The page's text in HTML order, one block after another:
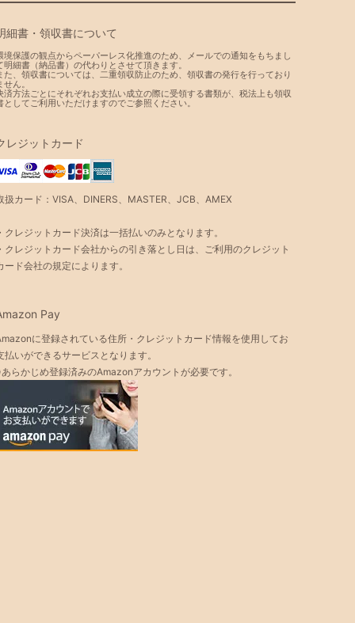
細書・領収書について
境保護の観点からペーパーレス化推進のため、メールでの通知をもちまし
明細書（納品書）の代わりとさせて頂きます。
た、領収書については、二重領収防止のため、領収書の発行を行っており
せん。
済方法ごとにそれぞれお支払い成立の際に受領する書類が、税法上も領収
としてご利用いただけますのでご参照ください。
レジットカード
扱カード：VISA、DINERS、MASTER、JCB、AMEX
・クレジットカード決済は一括払いのみとなります。
・クレジットカード会社からの引き落とし日は、ご利用のクレジット
ード会社の規定によります。
Pay
に登録されている住所・クレジットカード情報を使用してお
払いができるサービスとなります。
らかじめ登録済みのAmazonアカウントが必要です。